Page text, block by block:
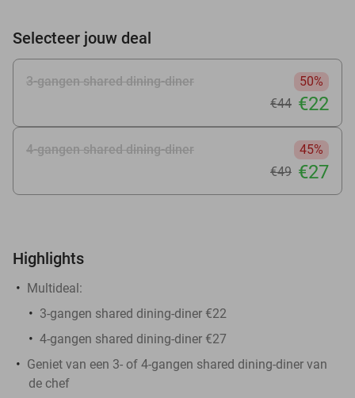
Selecteer jouw deal
3-gangen shared dining-diner
50%
€44 €22
4-gangen shared dining-diner
45%
€49 €27
Highlights
Multideal:
3-gangen shared dining-diner €22
4-gangen shared dining-diner €27
Geniet van een 3- of 4-gangen shared dining-diner van
de chef